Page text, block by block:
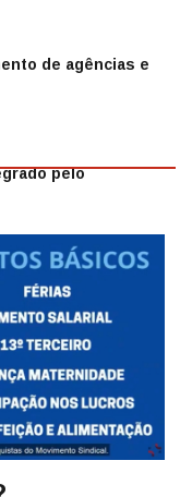
de agências e
pelo